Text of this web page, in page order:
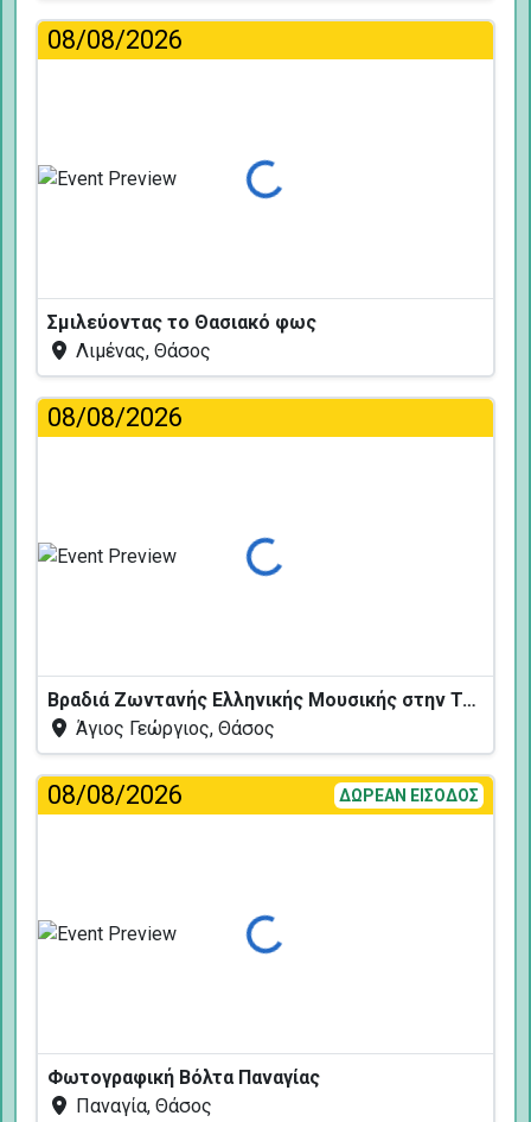
08/08/2026
Φόρτωση...
Σμιλεύοντας το Θασιακό φως
Λιμένας, Θάσος
08/08/2026
Φόρτωση...
Βραδιά Ζωντανής Ελληνικής Μουσικής στην Ταβέρνα Κελάρι
Άγιος Γεώργιος, Θάσος
08/08/2026 ΔΩΡΕΑΝ ΕΙΣΟΔΟΣ
Φόρτωση...
Φωτογραφική Βόλτα Παναγίας
Παναγία, Θάσος